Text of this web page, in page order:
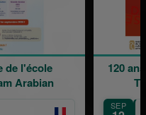
120 ans en
Transmission,
Île-de-France